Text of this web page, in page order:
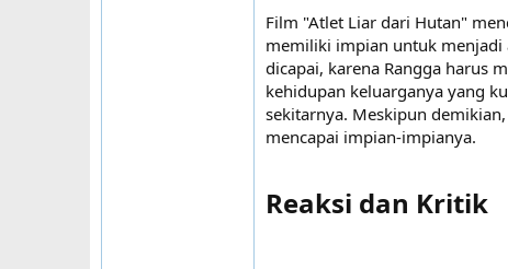
Film "Atlet Liar dari Hutan"
memiliki impian untuk
dicapai, karena Rangga harus
kehidupan keluarganya yang
sekitarnya. Meskipun
mencapai impian-impianya.
Reaksi dan Kritik​